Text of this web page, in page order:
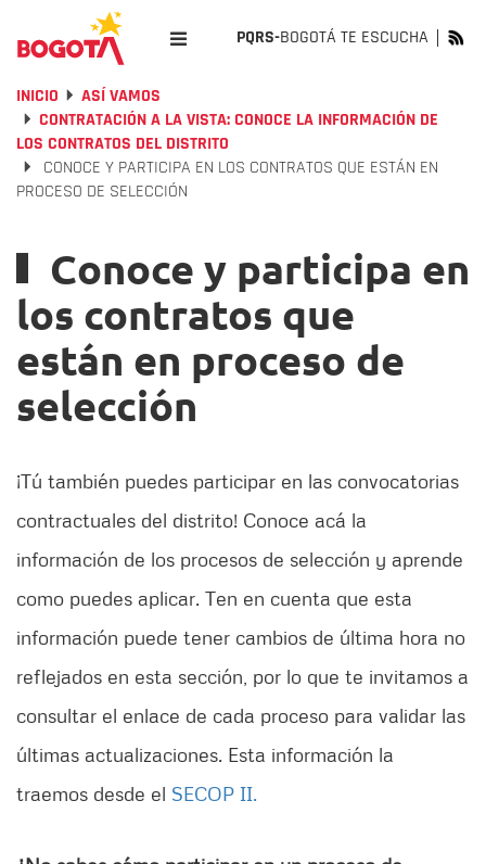
PQRS-BOGOTÁ TE ESCUCHA
INICIO
ASÍ VAMOS
CONTRATACIÓN A LA VISTA: CONOCE LA INFORMACIÓN DE
LOS CONTRATOS DEL DISTRITO
CONOCE Y PARTICIPA EN LOS CONTRATOS QUE ESTÁN EN
PROCESO DE SELECCIÓN
Conoce y participa en
los contratos que
están en proceso de
selección
¡Tú también puedes participar en las convocatorias
contractuales del distrito! Conoce acá la
información de los procesos de selección y aprende
como puedes aplicar. Ten en cuenta que esta
información puede tener cambios de última hora no
reflejados en esta sección, por lo que te invitamos a
consultar el enlace de cada proceso para validar las
últimas actualizaciones. Esta información la
traemos desde el SECOP II.